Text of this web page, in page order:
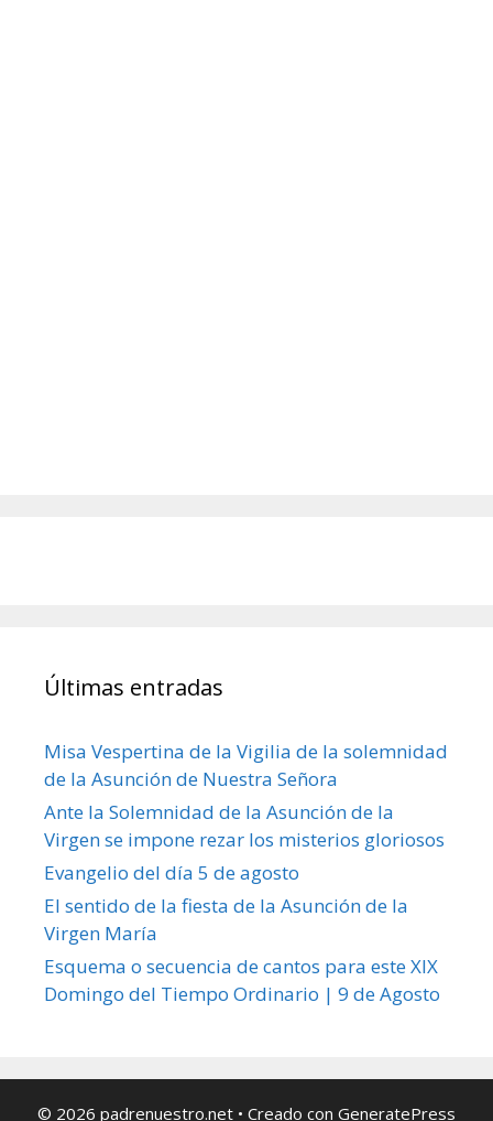
Últimas entradas
Misa Vespertina de la Vigilia de la solemnidad
de la Asunción de Nuestra Señora
Ante la Solemnidad de la Asunción de la
Virgen se impone rezar los misterios gloriosos
Evangelio del día 5 de agosto
El sentido de la fiesta de la Asunción de la
Virgen María
Esquema o secuencia de cantos para este XIX
Domingo del Tiempo Ordinario | 9 de Agosto
© 2026 padrenuestro.net • Creado con GeneratePress